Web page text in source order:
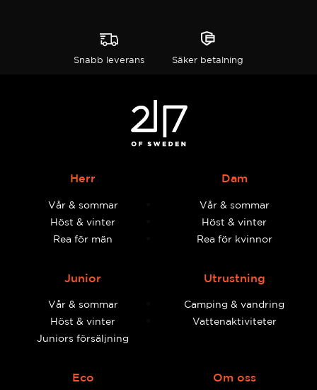
Snabb leverans Säker betalning
Herr
Vår & sommar
Höst & vinter
Rea för män
Dam
Vår & sommar
Höst & vinter
Rea för kvinnor
Junior
Vår & sommar
Höst & vinter
Juniors försäljning
Utrustning
Camping & vandring
Vattenaktiviteter
Eco Om oss